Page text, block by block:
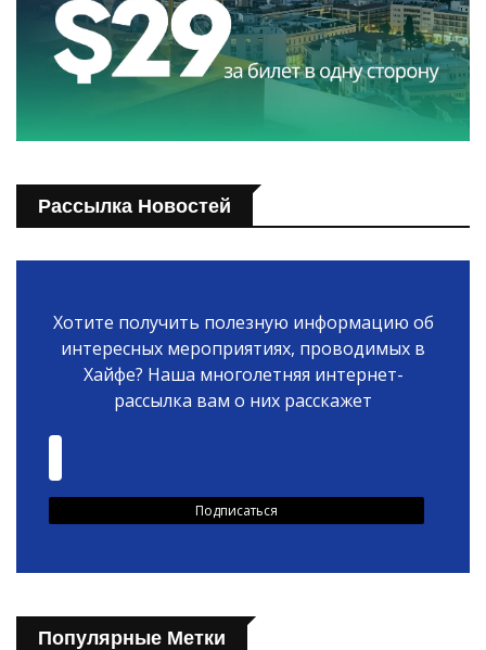
Рассылка Новостей
Хотите получить полезную информацию об
интересных мероприятиях, проводимых в
Хайфе? Наша многолетняя интернет-
рассылка вам о них расскажет
Популярные Метки